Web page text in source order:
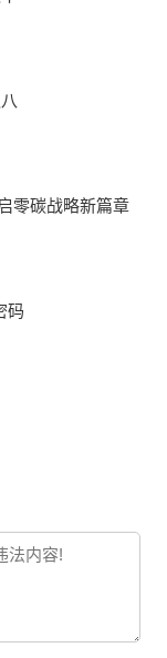
零碳战略新篇章
码